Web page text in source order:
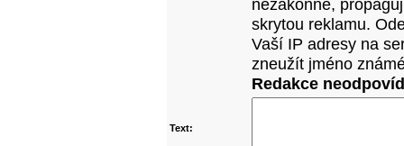
nezákonné,
skrytou reklamu.
Vaší IP adresy na
zneužít jméno
Redakce
Text: